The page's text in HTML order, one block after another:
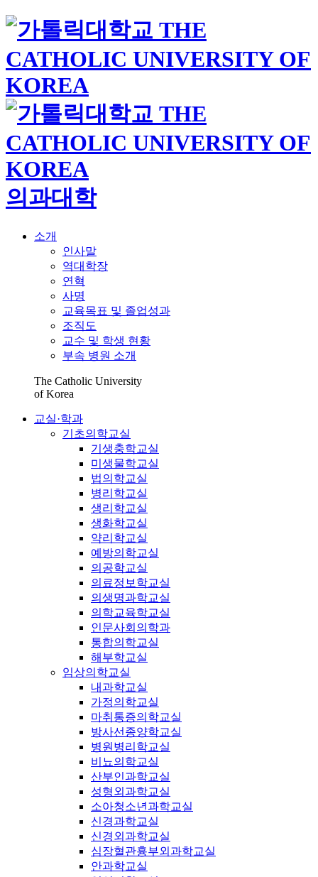
의과대학
소개
인사말
역대학장
연혁
사명
교육목표 및 졸업성과
조직도
교수 및 학생 현황
부속 병원 소개
The Catholic University
of Korea
교실·학과
기초의학교실
기생충학교실
미생물학교실
법의학교실
병리학교실
생리학교실
생화학교실
약리학교실
예방의학교실
의공학교실
의료정보학교실
의생명과학교실
의학교육학교실
인문사회의학과
통합의학교실
해부학교실
임상의학교실
내과학교실
가정의학교실
마취통증의학교실
방사선종양학교실
병원병리학교실
비뇨의학교실
산부인과학교실
성형외과학교실
소아청소년과학교실
신경과학교실
신경외과학교실
심장혈관흉부외과학교실
안과학교실